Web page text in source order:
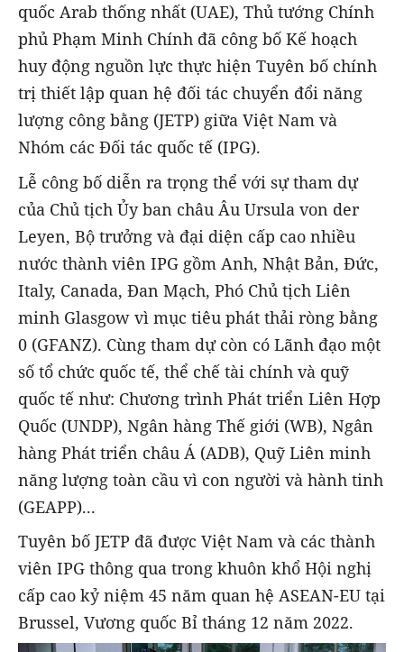
quốc Arab thống nhất (UAE), Thủ tướng Chính
phủ Phạm Minh Chính đã công bố Kế hoạch
huy động nguồn lực thực hiện Tuyên bố chính
trị thiết lập quan hệ đối tác chuyển đổi năng
lượng công bằng (JETP) giữa Việt Nam và
Nhóm các Đối tác quốc tế (IPG).
Lễ công bố diễn ra trọng thể với sự tham dự
của Chủ tịch Ủy ban châu Âu Ursula von der
Leyen, Bộ trưởng và đại diện cấp cao nhiều
nước thành viên IPG gồm Anh, Nhật Bản, Đức,
Italy, Canada, Đan Mạch, Phó Chủ tịch Liên
minh Glasgow vì mục tiêu phát thải ròng bằng
0 (GFANZ). Cùng tham dự còn có Lãnh đạo một
số tổ chức quốc tế, thể chế tài chính và quỹ
quốc tế như: Chương trình Phát triển Liên Hợp
Quốc (UNDP), Ngân hàng Thế giới (WB), Ngân
hàng Phát triển châu Á (ADB), Quỹ Liên minh
năng lượng toàn cầu vì con người và hành tinh
(GEAPP)...
Tuyên bố JETP đã được Việt Nam và các thành
viên IPG thông qua trong khuôn khổ Hội nghị
cấp cao kỷ niệm 45 năm quan hệ ASEAN-EU tại
Brussel, Vương quốc Bỉ tháng 12 năm 2022.